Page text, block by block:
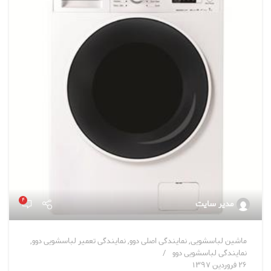
مدیر سایت ۴
ماشین لباسشویی,نمایندگی اصلی دوو,نمایندگی تعمیر لباسشویی دوو,
نمایندگی لباسشویی دوو
۲۶ فروردین ۱۳۹۷